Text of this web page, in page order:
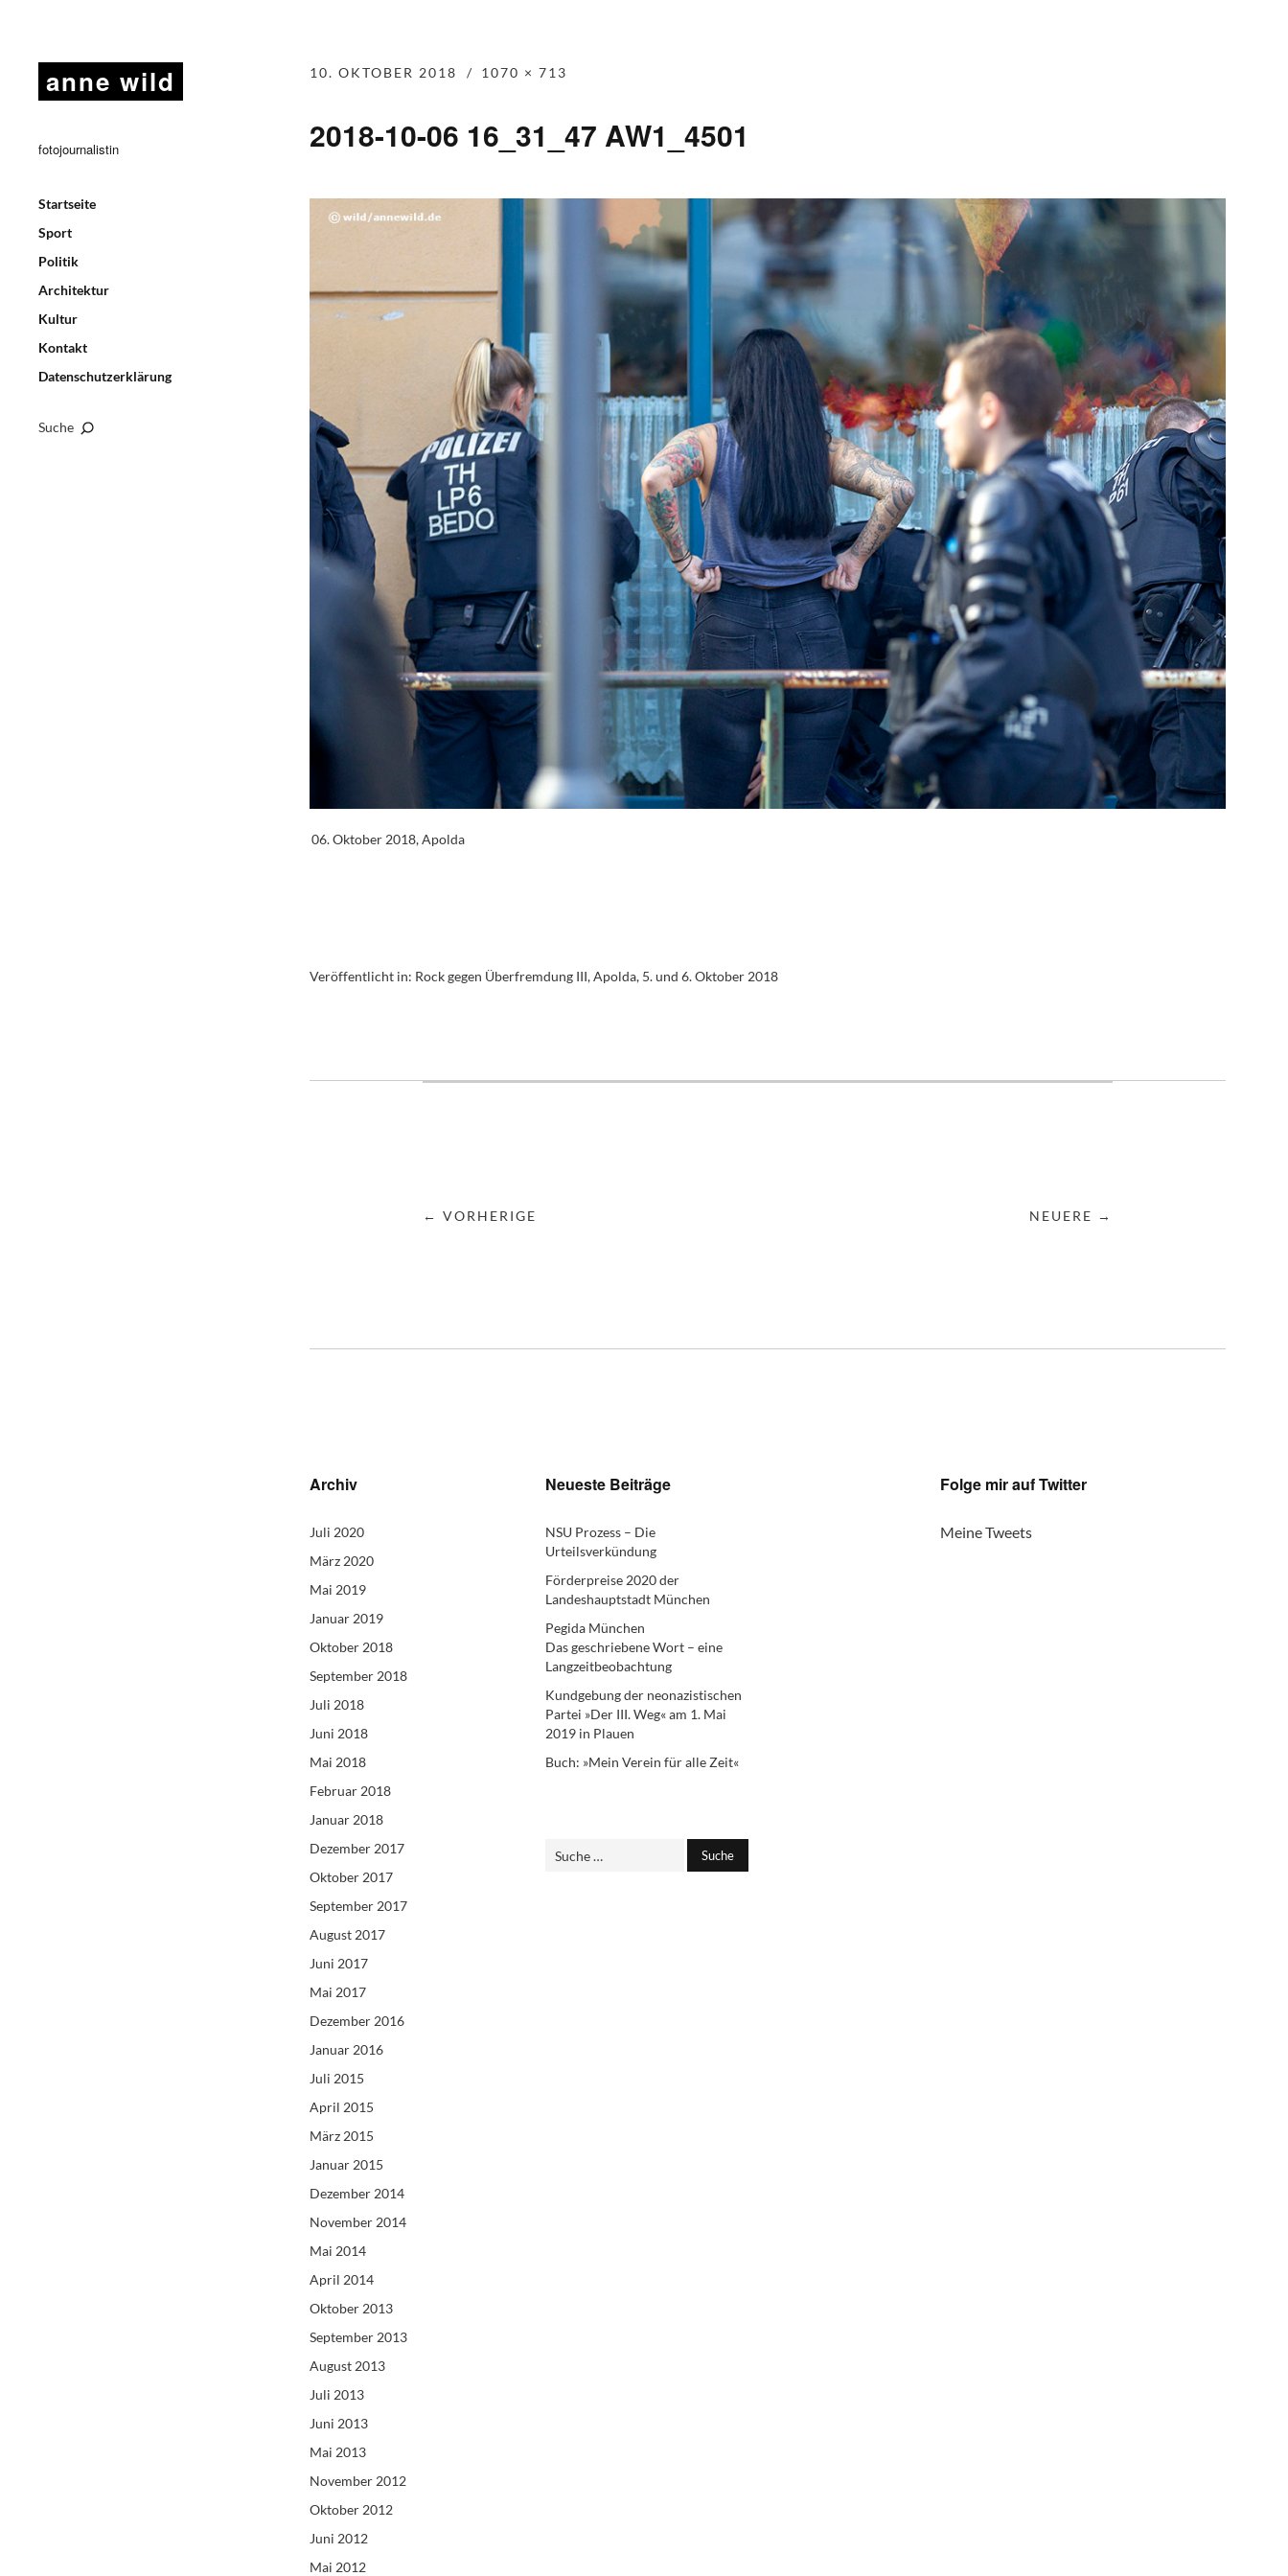
anne wild
fotojournalistin
Startseite
Sport
Politik
Architektur
Kultur
Kontakt
Datenschutzerklärung
Suche
10. OKTOBER 2018 1070 × 713
2018-10-06 16_31_47 AW1_4501
06. Oktober 2018, Apolda
Veröffentlicht in: Rock gegen Überfremdung III, Apolda, 5. und 6. Oktober 2018
← VORHERIGE NEUERE →
Archiv
Juli 2020
März 2020
Mai 2019
Januar 2019
Oktober 2018
September 2018
Juli 2018
Juni 2018
Mai 2018
Februar 2018
Januar 2018
Dezember 2017
Oktober 2017
September 2017
August 2017
Juni 2017
Mai 2017
Dezember 2016
Januar 2016
Juli 2015
April 2015
März 2015
Januar 2015
Dezember 2014
November 2014
Mai 2014
April 2014
Oktober 2013
September 2013
August 2013
Juli 2013
Juni 2013
Mai 2013
November 2012
Oktober 2012
Juni 2012
Mai 2012
Neueste Beiträge
NSU Prozess – Die
Urteilsverkündung
Förderpreise 2020 der
Landeshauptstadt München
Pegida München
Das geschriebene Wort – eine
Langzeitbeobachtung
Kundgebung der neonazistischen
Partei »Der III. Weg« am 1. Mai
2019 in Plauen
Buch: »Mein Verein für alle Zeit«
Folge mir auf Twitter
Meine Tweets